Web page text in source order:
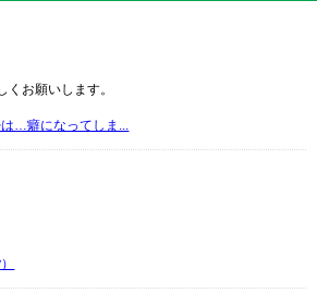
くお願いします。
…癖になってしま...